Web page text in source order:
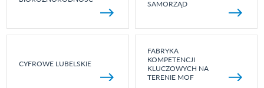
SAMORZĄD
CYFROWE LUBELSKIE
FABRYKA
KOMPETENCJI
KLUCZOWYCH NA
TERENIE MOF